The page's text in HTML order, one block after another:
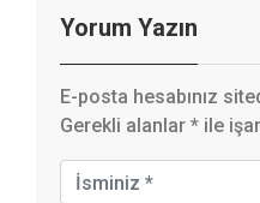
Yorum Yazın
E-posta hesabınız
Gerekli alanlar * ile